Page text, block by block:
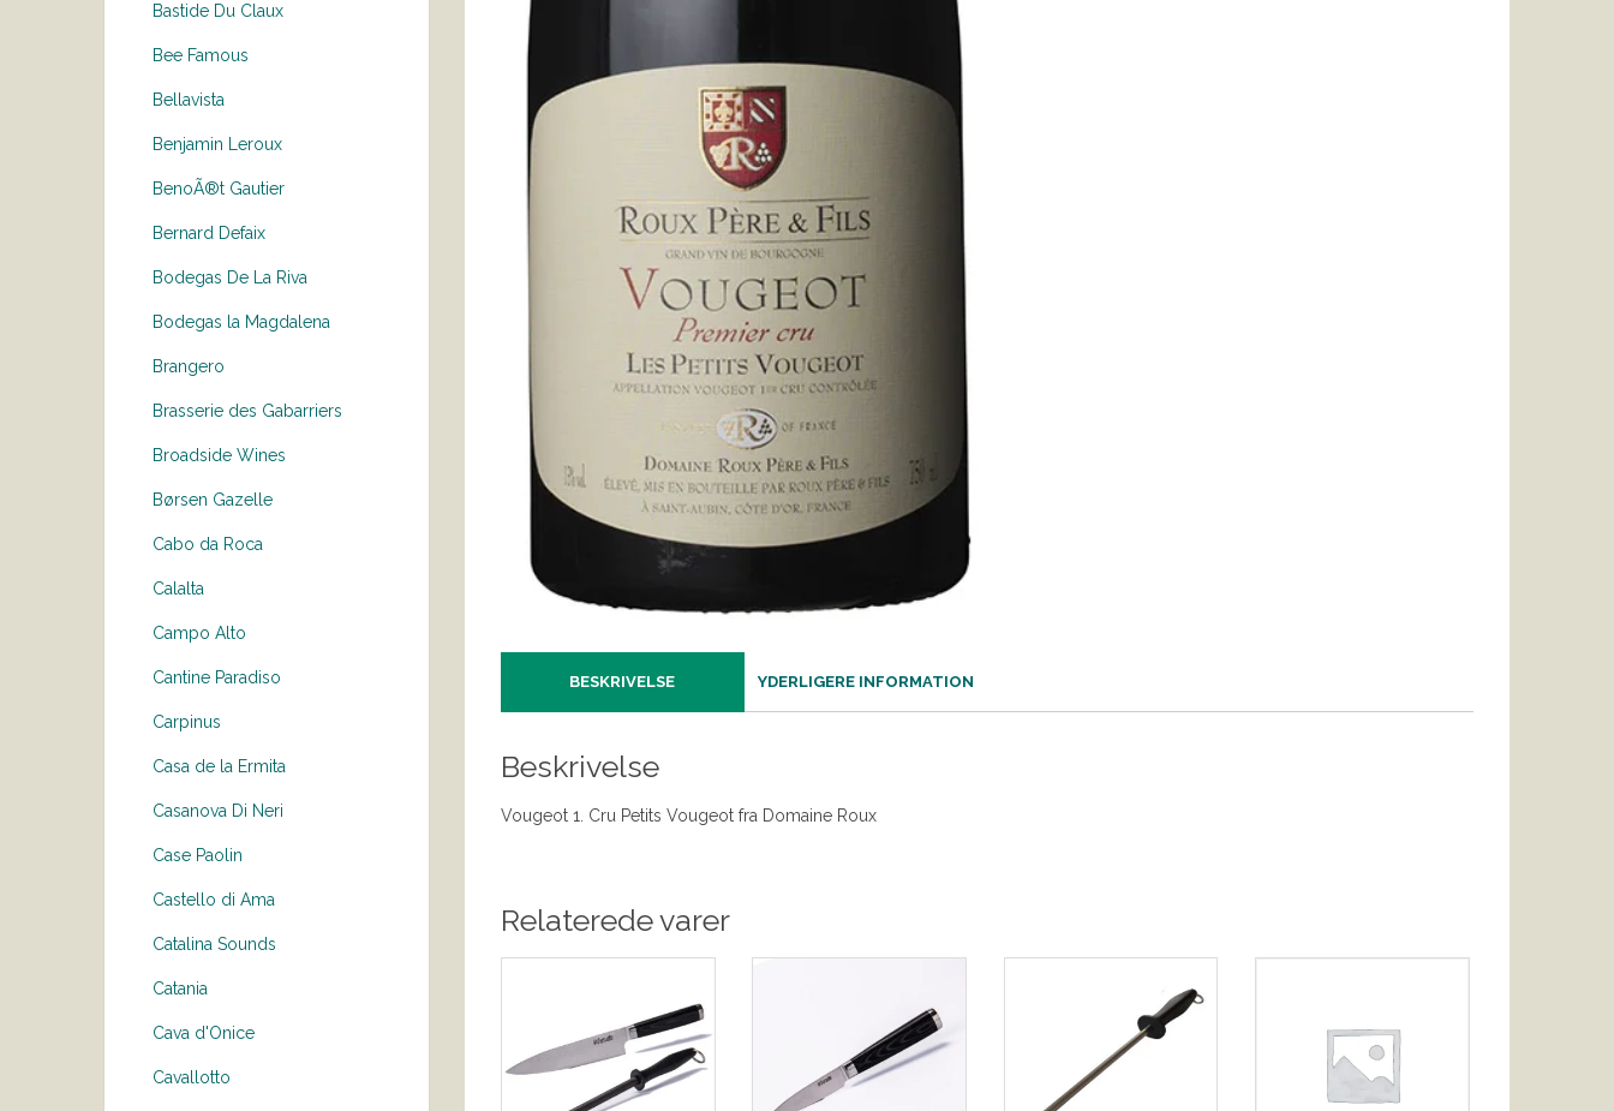
Bastide Du Claux
Bee Famous
Bellavista
Benjamin Leroux
BenoÃ®t Gautier
Bernard Defaix
Bodegas De La Riva
Bodegas la Magdalena
Brangero
Brasserie des Gabarriers
Broadside Wines
Børsen Gazelle
Cabo da Roca
Calalta
Campo Alto
Cantine Paradiso
Carpinus
Casa de la Ermita
Casanova Di Neri
Case Paolin
Castello di Ama
Catalina Sounds
Catania
Cava d'Onice
Cavallotto
BESKRIVELSE YDERLIGERE INFORMATION
Beskrivelse
Vougeot 1. Cru Petits Vougeot fra Domaine Roux
Relaterede varer